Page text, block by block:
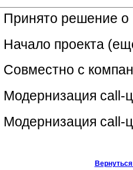
Принято решение о
Начало проекта
Совместно с
Модернизация call-
Модернизация call-